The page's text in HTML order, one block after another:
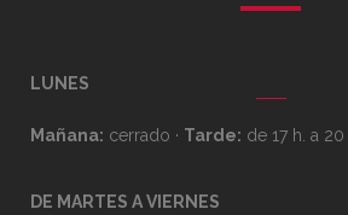
LUNES
Mañana: cerrado · Tarde: de 17 h. a 20
DE MARTES A VIERNES